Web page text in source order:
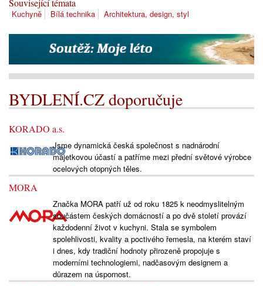
Související témata
Kuchyně Bílá technika Architektura, design, styl
BYDLENÍ.CZ doporučuje
KORADO a.s.
Jsme dynamická česká společnost s nadnárodní
majetkovou účastí a patříme mezi přední světové výrobce
ocelových otopných těles.
MORA
Značka MORA patří už od roku 1825 k neodmyslitelným
součástem českých domácností a po dvě století provází
každodenní život v kuchyni. Stala se symbolem
spolehlivosti, kvality a poctivého řemesla, na kterém staví
i dnes, kdy tradiční hodnoty přirozeně propojuje s
moderními technologiemi, nadčasovým designem a
důrazem na úspornost.